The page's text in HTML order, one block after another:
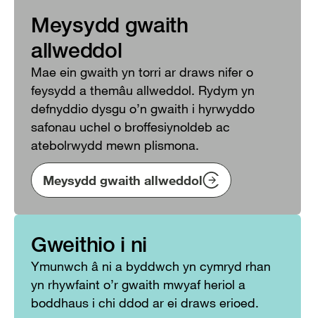
Meysydd gwaith
allweddol
Mae ein gwaith yn torri ar draws nifer o
feysydd a themâu allweddol. Rydym yn
defnyddio dysgu o’n gwaith i hyrwyddo
safonau uchel o broffesiynoldeb ac
atebolrwydd mewn plismona.
Meysydd gwaith allweddol
Gweithio i ni
Ymunwch â ni a byddwch yn cymryd rhan
yn rhywfaint o’r gwaith mwyaf heriol a
boddhaus i chi ddod ar ei draws erioed.